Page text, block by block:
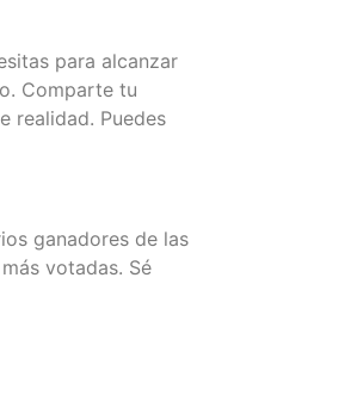
para alcanzar
Comparte tu
realidad. Puedes
ganadores de las
votadas. Sé